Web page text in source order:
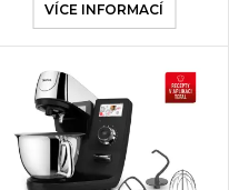
VÍCE INFORMACÍ